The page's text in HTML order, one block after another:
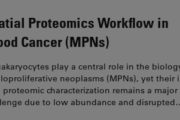
Proteomics Workflow in
Cancer (MPNs)
play a central role in the
neoplasms (MPNs), yet their
proteomic characterization remains a major
due to low abundance and